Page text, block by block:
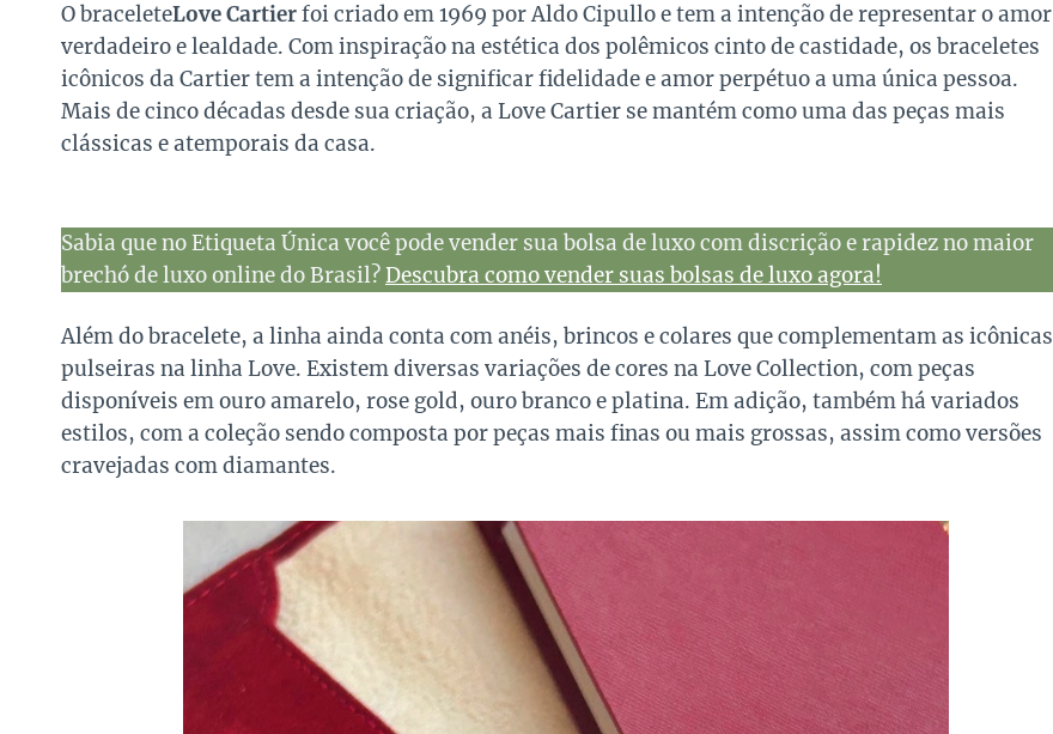
O braceleteLove Cartierfoi criado em 1969 por Aldo Cipullo e tem a intenção de representar o amor
verdadeiro e lealdade. Com inspiração na estética dos polêmicos cinto de castidade, os braceletes
icônicos da Cartier tem a intenção de significar fidelidade e amor perpétuo a uma única pessoa.
Mais de cinco décadas desde sua criação, a Love Cartier se mantém como uma das peças mais
clássicas e atemporais da casa.
Sabia que no Etiqueta Única você pode vender sua bolsa de luxo com discrição e rapidez no maior
brechó de luxo online do Brasil?Descubra como vender suas bolsas de luxo agora!
Além do bracelete, a linha ainda conta com anéis, brincos e colares que complementam as icônicas
pulseiras na linha Love. Existem diversas variações de cores na Love Collection, com peças
disponíveis em ouro amarelo, rose gold, ouro branco e platina. Em adição, também há variados
estilos, com a coleção sendo composta por peças mais finas ou mais grossas, assim como versões
cravejadas com diamantes.